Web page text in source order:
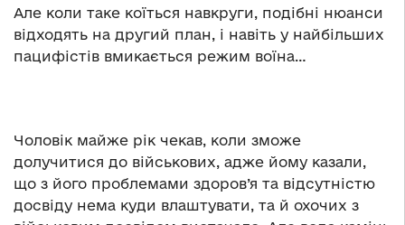
Але коли таке коїться навкруги, подібні нюанси
відходять на другий план, і навіть у найбільших
пацифістів вмикається режим воїна…
Чоловік майже рік чекав, коли зможе
долучитися до військових, адже йому казали,
що з його проблемами здоров’я та відсутністю
досвіду нема куди влаштувати, та й охочих з